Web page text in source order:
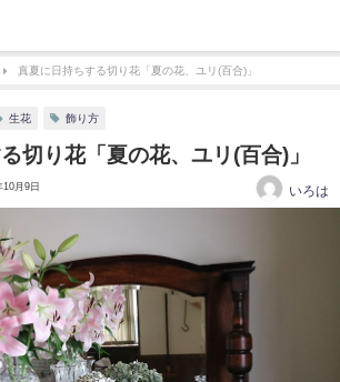
真夏に日持ちする切り花「夏の花、ユリ(百合)」
生花 飾り方
切り花「夏の花、ユリ(百合)」
10月9日 いろは